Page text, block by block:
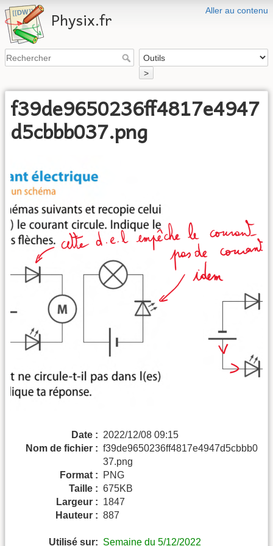
Aller au contenu
Physix.fr
>
f39de9650236ff4817e4947
d5cbbb037.png
Date : 2022/12/08 09:15
Nom de fichier : f39de9650236ff4817e4947d5cbbb0
37.png
Format :
PNG
Taille : 675KB
Largeur : 1847
Hauteur : 887
Utilisé sur: Semaine du 5/12/2022